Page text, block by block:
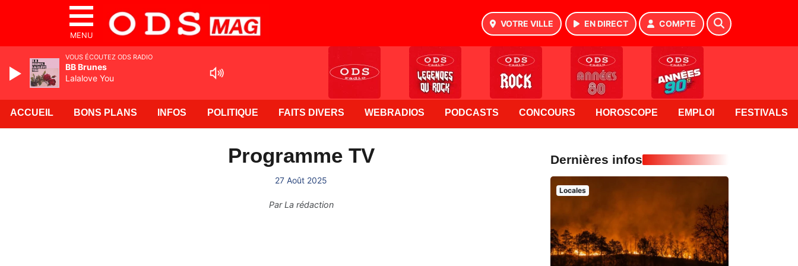
MENU
VOTRE VILLE EN DIRECT COMPTE
ACCUEIL BONS PLANS INFOS POLITIQUE FAITS DIVERS WEBRADIOS PODCASTS CONCOURS HOROSCOPE EMPLOI FESTIVALS
Programme TV
27 Août 2025
ParLa rédaction
Dernières infos
Locales
VOUS ÉCOUTEZ ODS RADIO
BB Brunes
Lalalove You